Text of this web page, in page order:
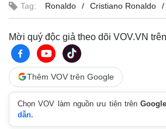
Tag: Ronaldo Cristiano Ronaldo
Mời quý độc giả theo dõi VOV.VN trên
Thêm VOV trên Google
Chọn VOV làm nguồn ưu tiên trên
dẫn.